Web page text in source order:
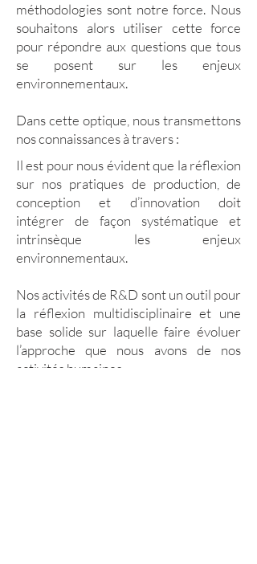
méthodologies sont notre force. Nous
souhaitons alors utiliser cette force
pour répondre aux questions que tous
se posent sur les enjeux
environnementaux.
Dans cette optique, nous transmettons
nos connaissances à travers :
Il est pour nous évident que la réflexion
sur nos pratiques de production, de
conception et d’innovation doit
intégrer de façon systématique et
intrinsèque les enjeux
environnementaux.
Nos activités de R&D sont un outil pour
la réflexion multidisciplinaire et une
base solide sur laquelle faire évoluer
l’approche que nous avons de nos
activités humaines.